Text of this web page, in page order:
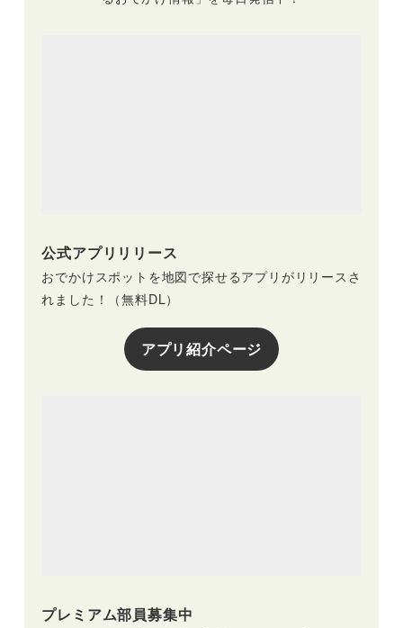
公式アプリリリース
おでかけスポットを地図で探せるアプリがリリースさ
れました！（無料DL）
アプリ紹介ページ
プレミアム部員募集中